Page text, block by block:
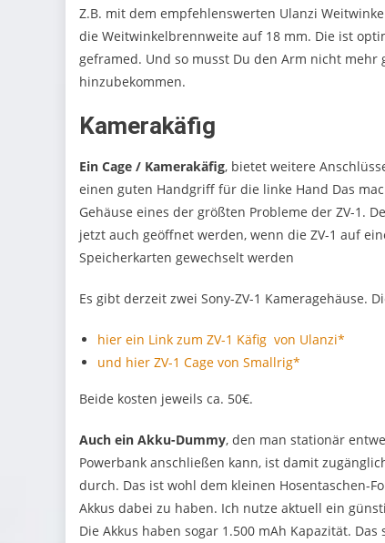
Z.B. mit dem empfehlenswerten Ulanzi
die Weitwinkelbrennweite auf 18 mm. Die ist
geframed. Und so musst Du den Arm nicht mehr
hinzubekommen.
Kamerakäfig
Ein Cage / Kamerakäfig, bietet weitere
einen guten Handgriff für die linke Hand Das
Gehäuse eines der größten Probleme der ZV-1.
jetzt auch geöffnet werden, wenn die ZV-1 auf
Speicherkarten gewechselt werden
Es gibt derzeit zwei Sony-ZV-1 Kameragehäuse.
hier ein Link zum ZV-1 Käfig von Ulanzi*
und hier ZV-1 Cage von Smallrig*
Beide kosten jeweils ca. 50€.
Auch ein Akku-Dummy, den man stationär
Powerbank anschließen kann, ist damit
durch. Das ist wohl dem kleinen Hosentaschen-
Akkus dabei zu haben. Ich nutze aktuell ein
Die Akkus haben sogar 1.500 mAh Kapazität.